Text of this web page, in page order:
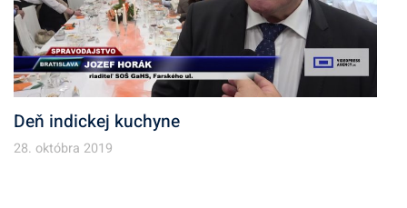
Deň indickej kuchyne
28. októbra 2019